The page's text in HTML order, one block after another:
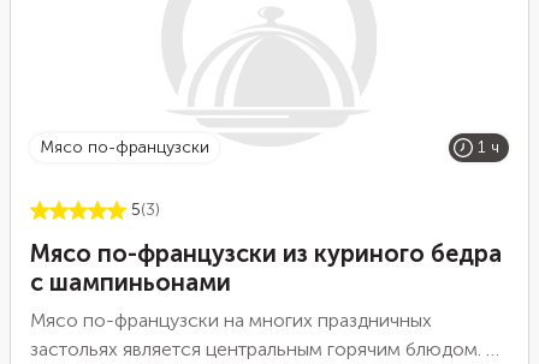
мясо по-французски 1 ч
5(3)
Мясо по-французски из куриного бедра
с шампиньонами
Мясо по-французски на многих праздничных
застольях является центральным горячим блюдом. В